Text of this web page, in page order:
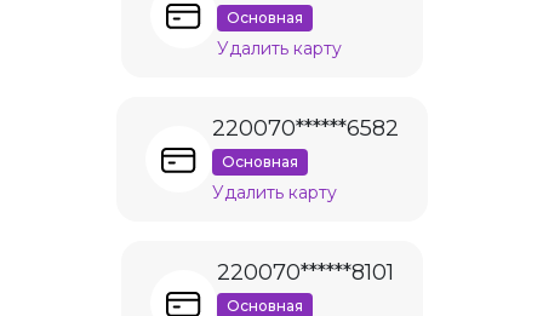
Основная
Удалить карту
220070******6582
Основная
Удалить карту
220070******8101
Основная